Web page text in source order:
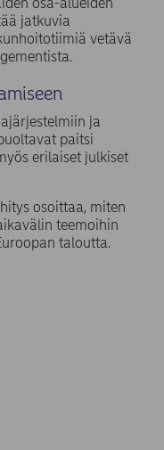
jatkuvia
vetävä
ja
paitsi
erilaiset julkiset
osoittaa, miten
teemoihin
taloutta.